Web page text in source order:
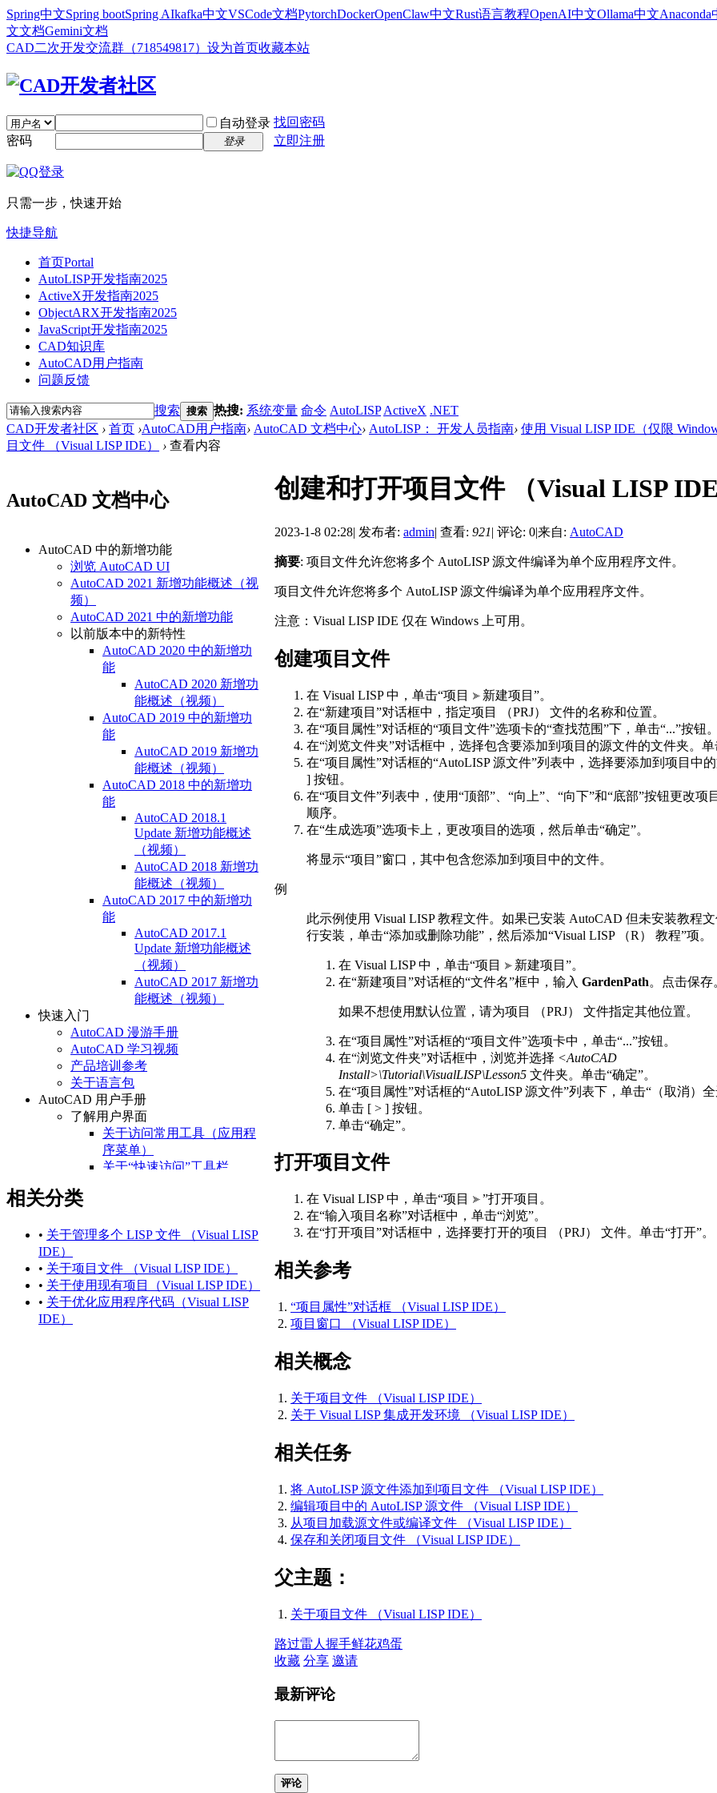
Spring中文Spring bootSpring AIkafka中文VSCode文档PytorchDockerOpenClaw中文Rust语言教程OpenAI中文Ollama中文Anaconda
文文档Gemini文档
CAD二次开发交流群（718549817） 设为首页收藏本站
自动登录 找回密码
密码
登录 立即注册
只需一步，快速开始
快捷导航
首页Portal
AutoLISP开发指南2025
ActiveX开发指南2025
ObjectARX开发指南2025
JavaScript开发指南2025
CAD知识库
AutoCAD用户指南
问题反馈
搜索 搜索 热搜: 系统变量 命令 AutoLISP ActiveX .NET
CAD开发者社区 › 首页 ›AutoCAD用户指南› AutoCAD 文档中心› AutoLISP： 开发人员指南› 使用 Visual LISP IDE（仅限
目文件 （Visual LISP IDE）
› 查看内容
AutoCAD 文档中心
AutoCAD 中的新增功能
浏览 AutoCAD UI
AutoCAD 2021 新增功能概述（视
频）
AutoCAD 2021 中的新增功能
以前版本中的新特性
AutoCAD 2020 中的新增功
能
AutoCAD 2020 新增功
能概述（视频）
AutoCAD 2019 中的新增功
能
AutoCAD 2019 新增功
能概述（视频）
AutoCAD 2018 中的新增功
能
AutoCAD 2018.1
Update 新增功能概述
（视频）
AutoCAD 2018 新增功
能概述（视频）
AutoCAD 2017 中的新增功
能
AutoCAD 2017.1
Update 新增功能概述
（视频）
AutoCAD 2017 新增功
能概述（视频）
快速入门
AutoCAD 漫游手册
AutoCAD 学习视频
产品培训参考
关于语言包
AutoCAD 用户手册
了解用户界面
关于访问常用工具（应用程
序菜单）
关于“快速访问”工具栏
关于快捷菜单
关于设置绘图区域
关于自定义启动
关于设置可固定窗口、
相关分类
• 关于管理多个 LISP 文件 （Visual LISP
IDE）
• 关于项目文件 （Visual LISP IDE）
• 关于使用现有项目（Visual LISP IDE）
• 关于优化应用程序代码（Visual LISP
IDE）
创建和打开项目文件 （Visual LISP
2023-1-8 02:28| 发布者: admin| 查看: 921| 评论: 0|来自: AutoCAD
摘要: 项目文件允许您将多个 AutoLISP 源文件编译为单个应用程序文件。
项目文件允许您将多个 AutoLISP 源文件编译为单个应用程序文件。
注意： Visual LISP IDE 仅在 Windows 上可用。
创建项目文件
在 Visual LISP 中，单击“项目
新建项目”。
在“新建项目”对话框中，指定项目 （PRJ） 文件的名称和位置。
在“项目属性”对话框的“项目文件”选项卡的“查找范围”下，单击“...”按钮
在“浏览文件夹”对话框中，选择包含要添加到项目的源文件的文件夹。单
在“项目属性”对话框的“AutoLISP 源文件”列表中，选择要添加到项目中
] 按钮。
在“项目文件”列表中，使用“顶部”、“向上”、“向下”和“底部”按钮更改项
顺序。
在“生成选项”选项卡上，更改项目的选项，然后单击“确定”。
将显示“项目”窗口，其中包含您添加到项目中的文件。
例
此示例使用 Visual LISP 教程文件。如果已安装 AutoCAD 但未安装教程
行安装，单击“添加或删除功能”，然后添加“Visual LISP （R） 教程”项。
在 Visual LISP 中，单击“项目
新建项目”。
在“新建项目”对话框的“文件名”框中，输入 GardenPath。点击保存
如果不想使用默认位置，请为项目 （PRJ） 文件指定其他位置。
在“项目属性”对话框的“项目文件”选项卡中，单击“...”按钮。
在“浏览文件夹”对话框中，浏览并选择 <AutoCAD
Install>\Tutorial\VisualLISP\Lesson5 文件夹。单击“确定”。
在“项目属性”对话框的“AutoLISP 源文件”列表下，单击“（取消）
单击 [ > ] 按钮。
单击“确定”。
打开项目文件
在 Visual LISP 中，单击“项目
”打开项目。
在“输入项目名称”对话框中，单击“浏览”。
在“打开项目”对话框中，选择要打开的项目 （PRJ） 文件。单击“打开”。
相关参考
“项目属性”对话框 （Visual LISP IDE）
项目窗口 （Visual LISP IDE）
相关概念
关于项目文件 （Visual LISP IDE）
关于 Visual LISP 集成开发环境 （Visual LISP IDE）
相关任务
将 AutoLISP 源文件添加到项目文件 （Visual LISP IDE）
编辑项目中的 AutoLISP 源文件 （Visual LISP IDE）
从项目加载源文件或编译文件 （Visual LISP IDE）
保存和关闭项目文件 （Visual LISP IDE）
父主题：
关于项目文件 （Visual LISP IDE）
路过雷人 握手鲜花鸡蛋
收藏 分享 邀请
最新评论
评论